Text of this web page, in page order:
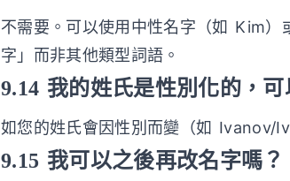
不需要。可以使用中性名字（如 Kim
字」而非其他類型詞語。
9.14 我的姓氏是性別化的，可
如您的姓氏會因性別而變（如 Ivanov/
9.15 我可以之後再改名字嗎？